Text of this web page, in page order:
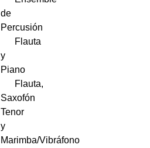
de
Percusión
Flauta
y
Piano
Flauta,
Saxofón
Tenor
y
Marimba/Vibráfono